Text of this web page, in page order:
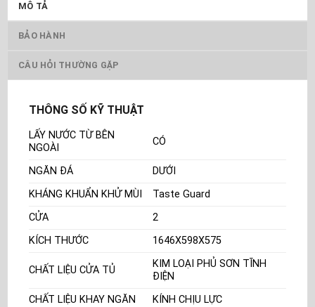
MÔ TẢ
BẢO HÀNH
CÂU HỎI THƯỜNG GẶP
THÔNG SỐ KỸ THUẬT
LẤY NƯỚC TỪ BÊN
NGOÀI
CÓ
NGĂN ĐÁ
DƯỚI
KHÁNG KHUẨN KHỬ MÙI
Taste Guard
CỬA
2
KÍCH THƯỚC
1646X598X575
CHẤT LIỆU CỬA TỦ
KIM LOẠI PHỦ SƠN TĨNH
ĐIỆN
CHẤT LIỆU KHAY NGĂN
KÍNH CHỊU LỰC